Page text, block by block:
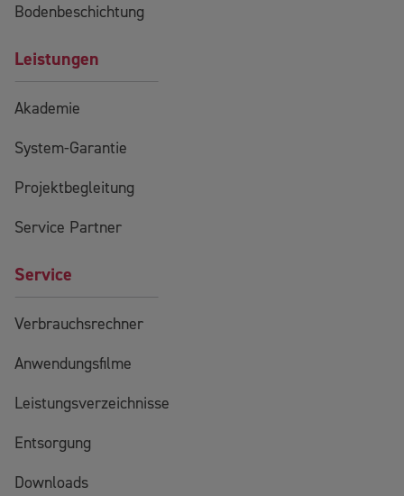
Bodenbeschichtung
Leistungen
Akademie
System-Garantie
Projektbegleitung
Service Partner
Service
Verbrauchsrechner
Anwendungsfilme
Leistungsverzeichnisse
Entsorgung
Downloads